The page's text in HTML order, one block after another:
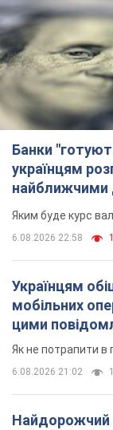
Банки
українцям
найближчими
Яким буде курс
6.08.2026 22:58
Українцям
мобільних
цими
Як не потрапити в
6.08.2026 21:02
Найдорожчий